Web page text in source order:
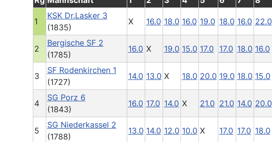
1
KSK Dr.Lasker 3
(1835)
X 16.0 18.0 16.0 19.0 18.0 16.0 22.0
2
Bergische SF 2
(1785)
16.0 X 19.0 15.0 17.0 17.0 18.0 16.0
3
SF Rodenkirchen 1
(1727)
14.0 13.0 X 18.0 20.0 19.0 18.0 15.0
4
SG Porz 6
(1843)
16.0 17.0 14.0 X 21.0 21.0 14.0 20.0
5
SG Niederkassel 2
(1788)
13.0 14.0 12.0 10.0 X 17.0 17.0 18.0